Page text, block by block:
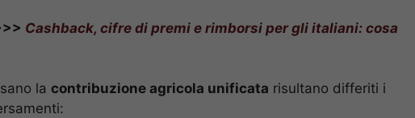
Cashback, cifre di premi e rimborsi per gli italiani: cosa
la contribuzione agricola unificata risultano differiti i